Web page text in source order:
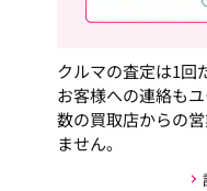
クルマの査定は1回
お客様への連絡も
数の買取店からの
ません。